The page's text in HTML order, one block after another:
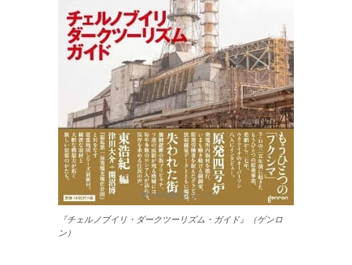
『チェルノブイリ・ダークツーリズム・ガイド』（ゲンロ
ン）